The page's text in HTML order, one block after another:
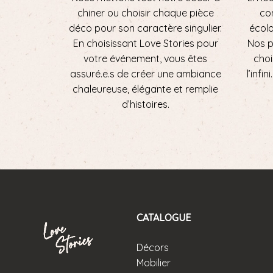
chiner ou choisir chaque pièce
déco pour son caractère singulier.
En choisissant Love Stories pour
votre événement, vous êtes
assuré.e.s de créer une ambiance
chaleureuse, élégante et remplie
d’histoires.
Nos
CATALOGUE
Décors
Mobilier